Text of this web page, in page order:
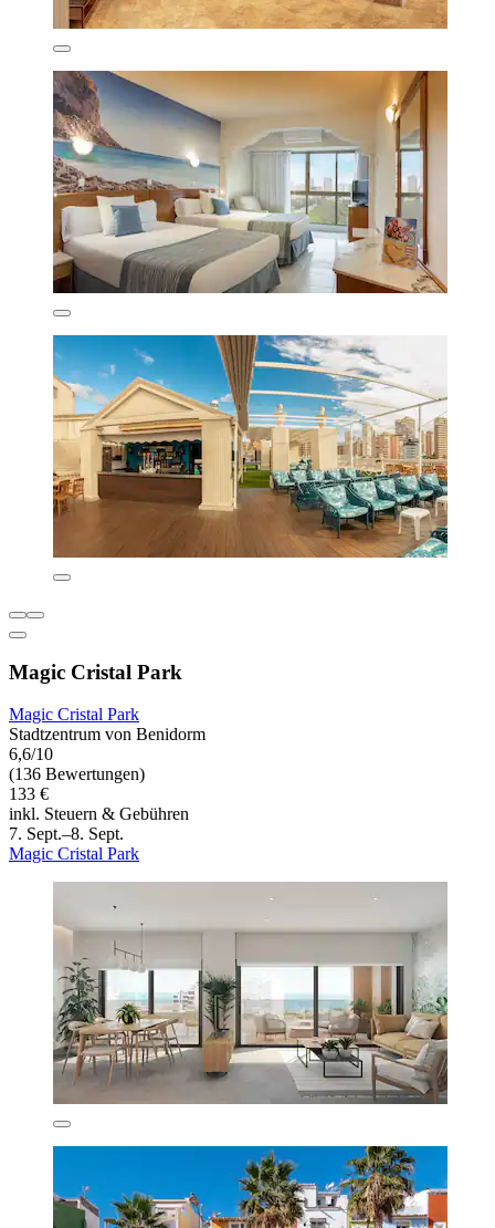
Magic Cristal Park
Magic Cristal Park
Stadtzentrum von Benidorm
6,6/10
(136 Bewertungen)
133 €
inkl. Steuern & Gebühren
7. Sept.–8. Sept.
Magic Cristal Park